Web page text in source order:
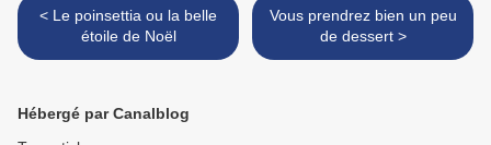
< Le poinsettia ou la belle
étoile de Noël
Vous prendrez bien un peu
de dessert >
Hébergé par Canalblog